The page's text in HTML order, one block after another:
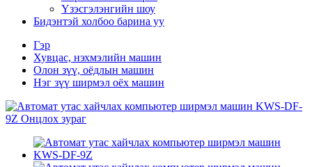
Үзэсгэлэнгийн шоу
Бидэнтэй холбоо барина уу
Гэр
Хувцас, нэхмэлийн машин
Олон зүү, оёдлын машин
Нэг зүү ширмэл оёх машин